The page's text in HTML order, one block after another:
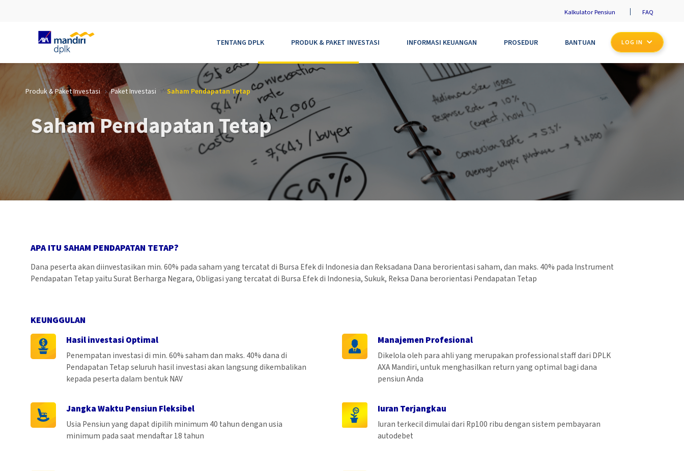
Skip to Main Content
Kalkulator Pensiun FAQ
TENTANG DPLK PRODUK & PAKET INVESTASI INFORMASI KEUANGAN PROSEDUR BANTUAN LOG IN
Produk & Paket Investasi Paket Investasi Saham Pendapatan Tetap
Saham Pendapatan Tetap
APA ITU SAHAM PENDAPATAN TETAP?
Dana peserta akan diinvestasikan min. 60% pada saham yang tercatat di Bursa Efek di Indonesia dan Reksadana Dana berorientasi saham, dan maks. 40% pada Instrument
Pendapatan Tetap yaitu Surat Berharga Negara, Obligasi yang tercatat di Bursa Efek di Indonesia, Sukuk, Reksa Dana berorientasi Pendapatan Tetap
KEUNGGULAN
Hasil investasi Optimal
Penempatan investasi di min. 60% saham dan maks. 40% dana di
Pendapatan Tetap seluruh hasil investasi akan langsung dikembalikan
kepada peserta dalam bentuk NAV
Manajemen Profesional
Dikelola oleh para ahli yang merupakan professional staff dari DPLK
AXA Mandiri, untuk menghasilkan return yang optimal bagi dana
pensiun Anda
Jangka Waktu Pensiun Fleksibel
Usia Pensiun yang dapat dipilih minimum 40 tahun dengan usia
minimum pada saat mendaftar 18 tahun
Iuran Terjangkau
Iuran terkecil dimulai dari Rp100 ribu dengan sistem pembayaran
autodebet